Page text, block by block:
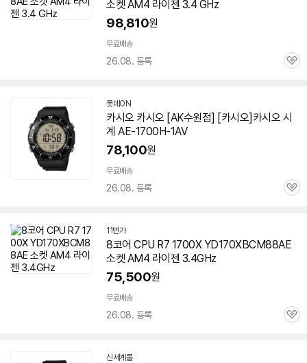
소켓 AM4 라이젠 3.4 GHz
98,810원
무료배송
26.08. 등록
관
롯데ON
카시오 카시오 [AK수원점] [카시오]카시오 시
계 AE-1700H-1AV
78,100원
무료배송
26.08. 등록
관
11번가
8코어 CPU R7 1700X YD170XBCM88AE
소켓 AM4 라이젠 3.4GHz
75,500원
무료배송
26.08. 등록
관
신세계몰